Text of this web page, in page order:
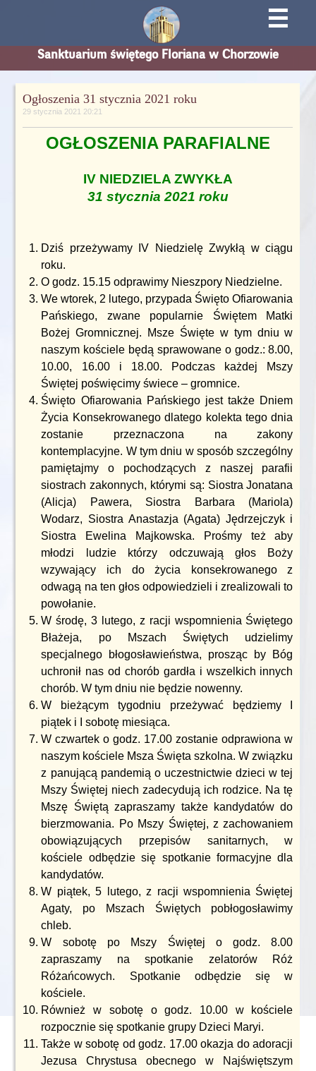
☰
Sanktuarium świętego Floriana w Chorzowie
Ogłoszenia 31 stycznia 2021 roku
29 stycznia 2021 20:21
OGŁOSZENIA PARAFIALNE
IV NIEDZIELA ZWYKŁA
31 stycznia 2021 roku
Dziś przeżywamy IV Niedzielę Zwykłą w ciągu
roku.
O godz. 15.15 odprawimy Nieszpory Niedzielne.
We wtorek, 2 lutego, przypada Święto Ofiarowania
Pańskiego, zwane popularnie Świętem Matki
Bożej Gromnicznej. Msze Święte w tym dniu w
naszym kościele będą sprawowane o godz.: 8.00,
10.00, 16.00 i 18.00. Podczas każdej Mszy
Świętej poświęcimy świece – gromnice.
Święto Ofiarowania Pańskiego jest także Dniem
Życia Konsekrowanego dlatego kolekta tego dnia
zostanie przeznaczona na zakony
kontemplacyjne. W tym dniu w sposób szczególny
pamiętajmy o pochodzących z naszej parafii
siostrach zakonnych, którymi są: Siostra Jonatana
(Alicja) Pawera, Siostra Barbara (Mariola)
Wodarz, Siostra Anastazja (Agata) Jędrzejczyk i
Siostra Ewelina Majkowska. Prośmy też aby
młodzi ludzie którzy odczuwają głos Boży
wzywający ich do życia konsekrowanego z
odwagą na ten głos odpowiedzieli i zrealizowali to
powołanie.
W środę, 3 lutego, z racji wspomnienia Świętego
Błażeja, po Mszach Świętych udzielimy
specjalnego błogosławieństwa, prosząc by Bóg
uchronił nas od chorób gardła i wszelkich innych
chorób. W tym dniu nie będzie nowenny.
W bieżącym tygodniu przeżywać będziemy I
piątek i I sobotę miesiąca.
W czwartek o godz. 17.00 zostanie odprawiona w
naszym kościele Msza Święta szkolna. W związku
z panującą pandemią o uczestnictwie dzieci w tej
Mszy Świętej niech zadecydują ich rodzice. Na tę
Mszę Świętą zapraszamy także kandydatów do
bierzmowania. Po Mszy Świętej, z zachowaniem
obowiązujących przepisów sanitarnych, w
kościele odbędzie się spotkanie formacyjne dla
kandydatów.
W piątek, 5 lutego, z racji wspomnienia Świętej
Agaty, po Mszach Świętych pobłogosławimy
chleb.
W sobotę po Mszy Świętej o godz. 8.00
zapraszamy na spotkanie zelatorów Róż
Różańcowych. Spotkanie odbędzie się w
kościele.
Również w sobotę o godz. 10.00 w kościele
rozpocznie się spotkanie grupy Dzieci Maryi.
Także w sobotę od godz. 17.00 okazja do adoracji
Jezusa Chrystusa obecnego w Najświętszym